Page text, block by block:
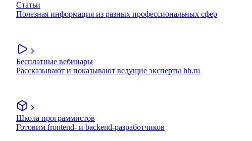
Статьи
Полезная информация из разных профессиональных сфер
Бесплатные вебинары
Рассказывают и показывают ведущие эксперты hh.ru
Школа программистов
Готовим frontend- и backend-разработчиков